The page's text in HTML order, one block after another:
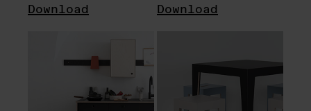
Download Download